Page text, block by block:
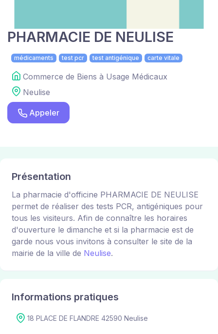
PHARMACIE DE NEULISE
médicaments test pcr test antigénique carte vitale
Commerce de Biens à Usage Médicaux
Neulise
Appeler
Présentation
La pharmacie d'officine PHARMACIE DE NEULISE
permet de réaliser des tests PCR, antigéniques pour
tous les visiteurs. Afin de connaître les horaires
d'ouverture le dimanche et si la pharmacie est de
garde nous vous invitons à consulter le site de la
mairie de la ville de Neulise.
Informations pratiques
18 PLACE DE FLANDRE 42590 Neulise